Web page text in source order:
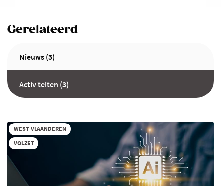
Gerelateerd
Nieuws (3)
Activiteiten (3)
WEST-VLAANDEREN
VOLZET